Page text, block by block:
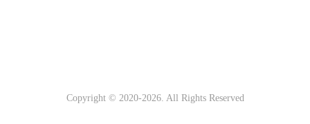
Copyright © 2020-2026. All Rights Reserved